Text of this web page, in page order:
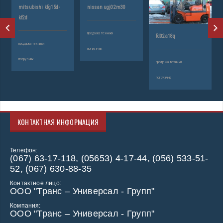
mitsubishi kfg15d-
kf2d
продажа техники
погрузчик
nissan ugj02m30
продажа техники
погрузчик
fd02a18q
продажа техники
погрузчик
КОНТАКТНАЯ ИНФОРМАЦИЯ
Телефон:
(067) 63-17-118, (05653) 4-17-44, (056) 533-51-
52, (067) 630-88-35
Контактное лицо:
ООО "Транс – Универсал - Групп"
Компания:
ООО "Транс – Универсал - Групп"